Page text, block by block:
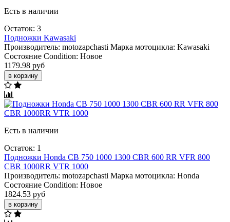
Есть в наличии
Остаток: 3
Подножки Kawasaki
Производитель: motozapchasti Марка мотоцикла: Kawasaki
Состояние Condition: Новое
1179.98 руб
в корзину
Есть в наличии
Остаток: 1
Подножки Honda CB 750 1000 1300 CBR 600 RR VFR 800
CBR 1000RR VTR 1000
Производитель: motozapchasti Марка мотоцикла: Honda
Состояние Condition: Новое
1824.53 руб
в корзину